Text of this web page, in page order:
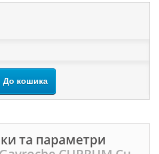
До кошика
та параметри